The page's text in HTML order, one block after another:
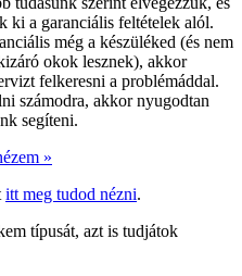
ki a garanciális feltételek alól.
még a készüléked (és nem
okok lesznek), akkor
felkeresni a problémáddal.
számodra, akkor nyugodtan
segíteni.
»
itt meg tudod nézni.
típusát, azt is tudjátok